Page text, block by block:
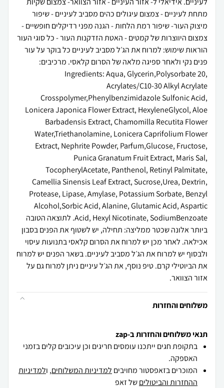
מתחת לעיניים - צמצום עיגולים כהים מסביב לעיניים - שיפור
מיצוק העור- שיפור רמת הלחות - הגנה מפני רדיקלים חופשיים -
צמצום היווצרות של קמטים - האטת הזדקנות העור - כל סוגי העור
הוראות שימוש: למרוח את הג׳ל מסביב לעיניים כל בוקר על עור
פנים נקי ולאחר ספיגה מלאה של הסרום קלאסי. מרכיבים:
Ingredients: Aqua, Glycerin,Polysorbate 20,
Acrylates/C10-30 Alkyl Acrylate
Crosspolymer,Phenylbenzimidazole Sulfonic Acid,
Lonicera Japonica Flower Extract, HexyleneGlycol, Aloe
Barbadensis Extract, Chamomilla Recutita Flower
Water,Triethanolamine, Lonicera Caprifolium Flower
Extract, Nephrite Powder, Parfum,Glucose, Fructose,
Punica Granatum Fruit Extract, Maris Sal,
TocopherylAcetate, Panthenol, Retinyl Palmitate,
Camellia Sinensis Leaf Extract, Sucrose,Urea, Dextrin,
Protease, Lipase, Amylase, Potassium Sorbate, Benzyl
Alcohol,Sorbic Acid, Alanine, Glutamic Acid, Aspartic
Acid, Hexyl Nicotinate, SodiumBenzoate. לתוצאה הטובה
ביותר אלונה שכטר ממליצה: תחילה, יש לשטוף את הפנים בסבון
אכילאה. לאחר מכן יש למרוח את הסרום קלאסי בתנועות עיסוי
ולבסוף יש למרוח את הג׳ל מסביב לעיניים. בשאר הפנים יש למרוח
את הביוטילי קרם. טיפ נוסף, את הג׳ל עיניים ניתן למרוח גם על
אזור הצוואר.
משלוחים והחזרות
תנאי משלוחים והחזרות ב-zap
בתקופת חגים ייתכנו עומסים חריגים וכן עיכובים קלים בזמני
האספקה.
המוכרים בזאפסטור מחויבים למדיניות המשלוחים, ולמדיניות
ההחזרות והביטוליםשל זאפ